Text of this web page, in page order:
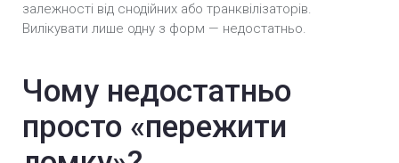
залежності від снодійних або транквілізаторів.
Вилікувати лише одну з форм — недостатньо.
Чому недостатньо
просто «пережити